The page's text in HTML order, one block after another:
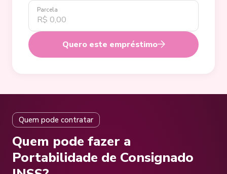
Parcela
Quero este empréstimo
Quem pode contratar
Quem pode fazer a
Portabilidade de Consignado